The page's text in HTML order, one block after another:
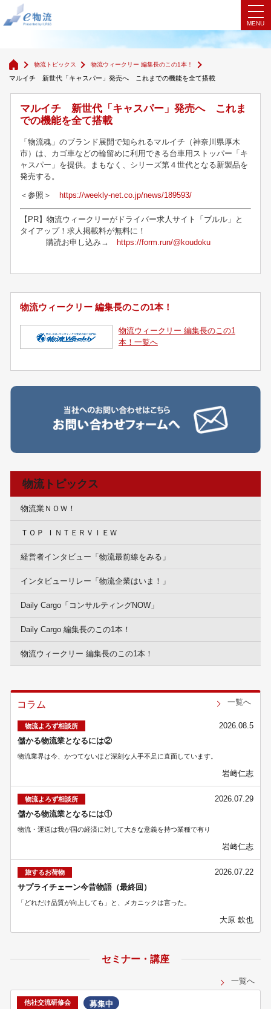
物流ウィークリー 編集長のこの1本！
物流トピックス 物流ウィークリー 編集長のこの1本！
マルイチ 新世代「キャスパー」発売へ これまでの機能を全て搭載
マルイチ 新世代「キャスパー」発売へ これま
での機能を全て搭載
「物流魂」のブランド展開で知られるマルイチ（神奈川県厚木
市）は、カゴ車などの輪留めに利用できる台車用ストッパー「キ
ャスパー」を提供。まもなく、シリーズ第４世代となる新製品を
発売する。
＜参照＞ https://weekly-net.co.jp/news/189593/
【PR】物流ウィークリーがドライバー求人サイト「ブルル」と
タイアップ！求人掲載料が無料に！
購読お申し込み→https://form.run/@koudoku
物流ウィークリー 編集長のこの1本！
物流ウィークリー 編集長のこの1
本！一覧へ
物流トピックス
物流業ＮＯＷ！
ＴＯＰ ＩＮＴＥＲＶＩＥＷ
経営者インタビュー「物流最前線をみる」
インタビューリレー「物流企業はいま！」
Daily Cargo「コンサルティングNOW」
Daily Cargo 編集長のこの1本！
物流ウィークリー 編集長のこの1本！
コラム
物流よろず相談所
2026.08.5
儲かる物流業となるには②
物流業界は今、かつてないほど深刻な人手不足に直面しています。
岩﨑仁志
物流よろず相談所
2026.07.29
儲かる物流業となるには①
物流・運送は我が国の経済に対して大きな意義を持つ業種で有り
岩﨑仁志
旅するお荷物
2026.07.22
サプライチェーン今昔物語（最終回）
「どれだけ品質が向上しても」と、メカニックは言った。
大原 欽也
一覧へ
セミナー・講座
一覧へ
他社交流研修会
募集中